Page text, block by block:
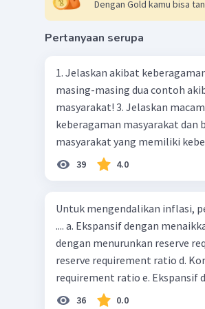
Dengan Gold kamu bisa
Pertanyaan serupa
1. Jelaskan akibat keberagaman
masing-masing dua contoh
masyarakat! 3. Jelaskan macam-macam konflik yang terjadi akibat
keberagaman masyarakat dan berilah
masyarakat yang memiliki
merupakan negara yang kaya
ras, bahasa, dan budaya.
39 4.0
Untuk mengendalikan inflasi,
.... a. Ekspansif dengan
dengan menurunkan reserve
reserve requirement ratio d.
requirement ratio e. Ekspansif
Indonesia melakukan
36 0.0